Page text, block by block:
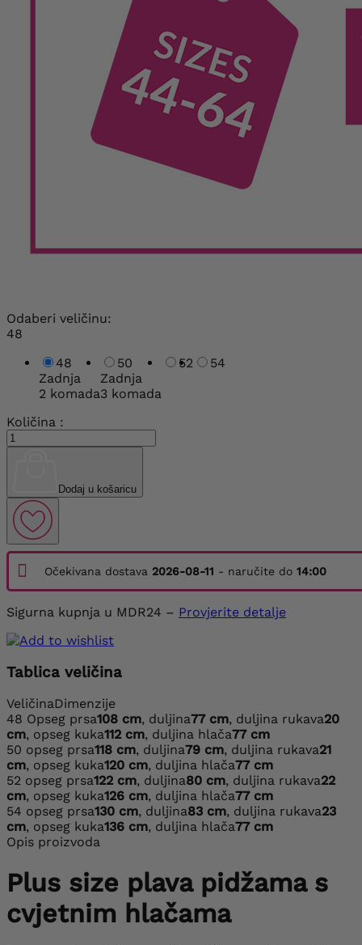
Odaberi veličinu:
48
48
Zadnja
2 komada
50
Zadnja
3 komada
52 54
Količina :
Dodaj u košaricu
Očekivana dostava 2026-08-11 - naručite do 14:00
Sigurna kupnja u MDR24 – Provjerite detalje
Tablica veličina
VeličinaDimenzije
48 Opseg prsa108 cm, duljina77 cm, duljina rukava20
cm, opseg kuka112 cm, duljina hlača77 cm
50 opseg prsa118 cm, duljina79 cm, duljina rukava21
cm, opseg kuka120 cm, duljina hlača77 cm
52 opseg prsa122 cm, duljina80 cm, duljina rukava22
cm, opseg kuka126 cm, duljina hlača77 cm
54 opseg prsa130 cm, duljina83 cm, duljina rukava23
cm, opseg kuka136 cm, duljina hlača77 cm
Opis proizvoda
Plus size plava pidžama s
cvjetnim hlačama